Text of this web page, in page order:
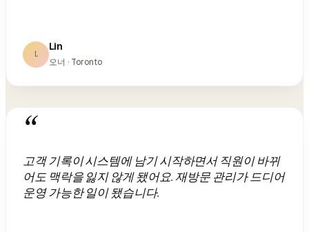
L
Lin
오너 · Toronto
“
고객 기록이 시스템에 남기 시작하면서 직원이 바뀌
어도 맥락을 잃지 않게 됐어요. 재방문 관리가 드디어
운영 가능한 일이 됐습니다.